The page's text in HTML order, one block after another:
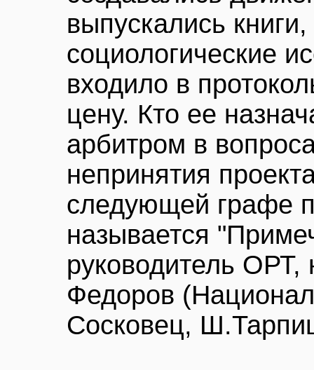
выпускались
социологические
входило в
цену. Кто ее
арбитром в
непринятия
следующей графе
называется
руководитель ОРТ,
Федоров
Сосковец,